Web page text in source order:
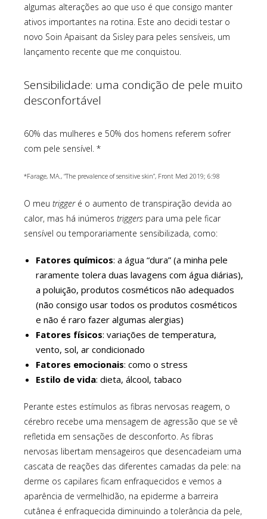
algumas alterações ao que uso é que consigo manter
ativos importantes na rotina. Este ano decidi testar o
novo Soin Apaisant da Sisley para peles sensíveis, um
lançamento recente que me conquistou.
Sensibilidade: uma condição de pele muito
desconfortável
60% das mulheres e 50% dos homens referem sofrer
com pele sensível. *
*Farage, MA., “The prevalence of sensitive skin”, Front Med 2019; 6:98
O meu triggeré o aumento de transpiração devida ao
calor, mas há inúmeros triggers para uma pele ficar
sensível ou temporariamente sensibilizada, como:
Fatores químicos: a água “dura” (a minha pele
raramente tolera duas lavagens com água diárias),
a poluição, produtos cosméticos não adequados
(não consigo usar todos os produtos cosméticos
e não é raro fazer algumas alergias)
Fatores físicos: variações de temperatura,
vento, sol, ar condicionado
Fatores emocionais: como o stress
Estilo de vida: dieta, álcool, tabaco
Perante estes estímulos as fibras nervosas reagem, o
cérebro recebe uma mensagem de agressão que se vê
refletida em sensações de desconforto. As fibras
nervosas libertam mensageiros que desencadeiam uma
cascata de reações das diferentes camadas da pele: na
derme os capilares ficam enfraquecidos e vemos a
aparência de vermelhidão, na epiderme a barreira
cutânea é enfraquecida diminuindo a tolerância da pele,